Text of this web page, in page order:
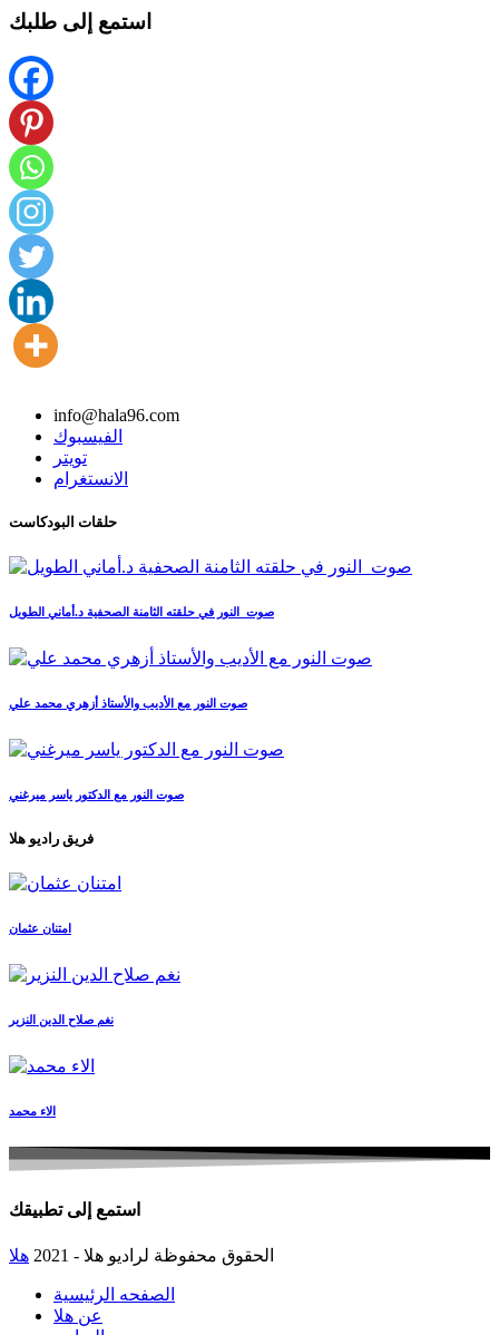
استمع إلى طلبك
info@hala96.com
الفيسبوك
تويتر
الانستغرام
حلقات البودكاست
صوت_النور في حلقته الثامنة الصحفية د.أماني الطويل
صوت النور مع الأديب والأستاذ أزهري محمد علي
صوت النور مع الدكتور ياسر ميرغني
فريق راديو هلا
امتنان عثمان
نغم صلاح الدين النزير
الاء محمد
استمع إلى تطبيقك
الحقوق محفوظة لراديو هلا - 2021 هلا
الصفحه الرئيسية
عن هلا